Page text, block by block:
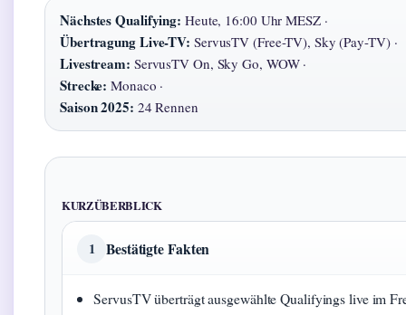
Nächstes Qualifying: Heute, 16:00 Uhr MESZ ·
Übertragung Live-TV: ServusTV (Free-TV), Sky (Pay-TV) ·
Livestream: ServusTV On, Sky Go, WOW ·
Strecke: Monaco ·
Saison 2025: 24 Rennen
KURZÜBERBLICK
1 Bestätigte Fakten
ServusTV überträgt ausgewählte Qualifyings live im